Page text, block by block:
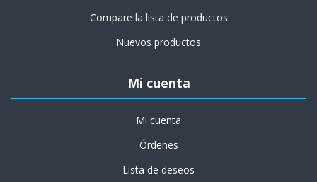
Compare la lista de productos
Nuevos productos
Mi cuenta
Mi cuenta
Órdenes
Lista de deseos